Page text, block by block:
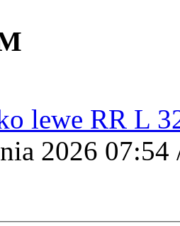
lewe RR L
2026 07:54